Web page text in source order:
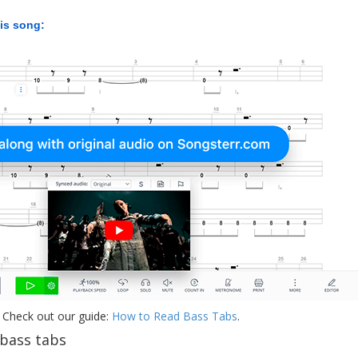
song:
out our guide: How to Read Bass Tabs.
tabs